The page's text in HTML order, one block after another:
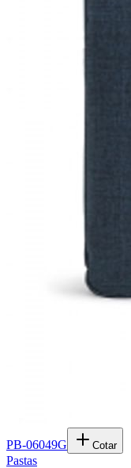
PB-06049G Cotar
Pastas